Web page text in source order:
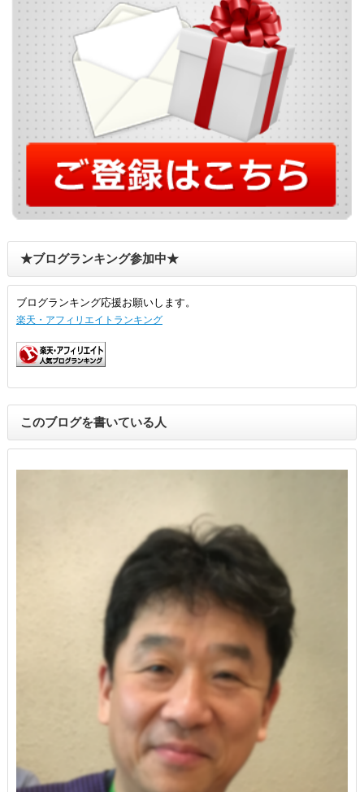
★ブログランキング参加中★
ブログランキング応援お願いします。
楽天・アフィリエイトランキング
このブログを書いている人